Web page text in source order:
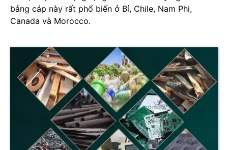
bảng cáp này rất phổ biến ở Bỉ, Chile, Nam Phi,
Canada và Morocco.